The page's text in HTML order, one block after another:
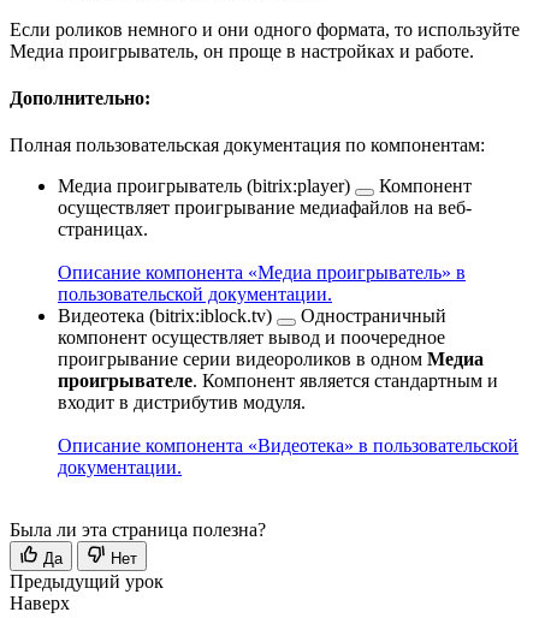
Если роликов немного и они одного формата, то используйте
Медиа проигрыватель, он проще в настройках и работе.
Дополнительно:
Полная пользовательская документация по компонентам:
Медиа проигрыватель (bitrix:player)
Компонент
осуществляет проигрывание медиафайлов на веб-
страницах.
Описание компонента «Медиа проигрыватель» в
пользовательской документации.
Видеотека (bitrix:iblock.tv)
Одностраничный
компонент осуществляет вывод и поочередное
проигрывание серии видеороликов в одном Медиа
проигрывателе. Компонент является стандартным и
входит в дистрибутив модуля.
Описание компонента «Видеотека» в пользовательской
документации.
Была ли эта страница полезна?
Да Нет
Предыдущий урок
Наверх